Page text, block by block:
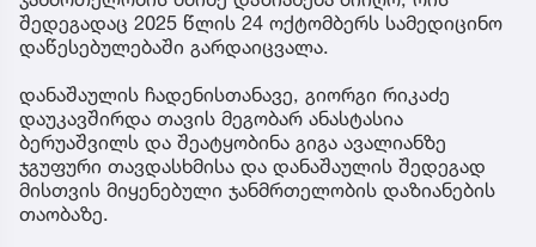
შედეგადაც 2025 წლის 24 ოქტომბერს სამედიცინო
დაწესებულებაში გარდაიცვალა.
დანაშაულის ჩადენისთანავე, გიორგი რიკაძე
დაუკავშირდა თავის მეგობარ ანასტასია
ბერუაშვილს და შეატყობინა გიგა ავალიანზე
ჯგუფური თავდასხმისა და დანაშაულის შედეგად
მისთვის მიყენებული ჯანმრთელობის დაზიანების
თაობაზე.